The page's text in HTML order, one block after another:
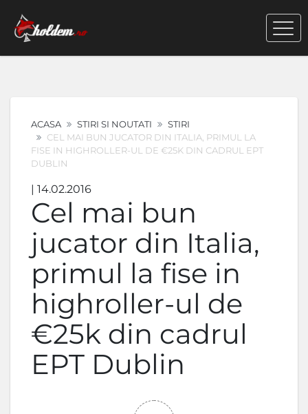
ACASA STIRI SI NOUTATI
STIRI
CEL MAI BUN JUCATOR DIN ITALIA, PRIMUL LA
FISE IN HIGHROLLER-UL DE €25K DIN CADRUL EPT
DUBLIN
| 14.02.2016
Cel mai bun
jucator din Italia,
primul la fise in
highroller-ul de
€25k din cadrul
EPT Dublin